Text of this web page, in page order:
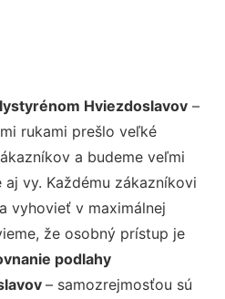
Hviezdoslavov –
rukami prešlo veľké
a budeme veľmi
vy. Každému zákazníkovi
vyhovieť v maximálnej
že osobný prístup je
podlahy
– samozrejmosťou sú